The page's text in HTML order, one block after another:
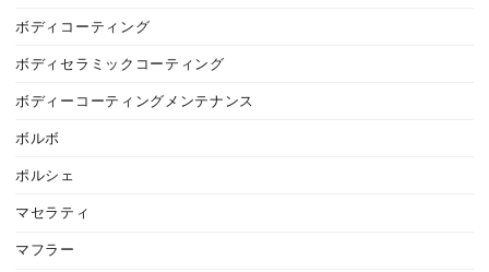
ボディコーティング
ボディセラミックコーティング
ボディーコーティングメンテナンス
ボルボ
ポルシェ
マセラティ
マフラー